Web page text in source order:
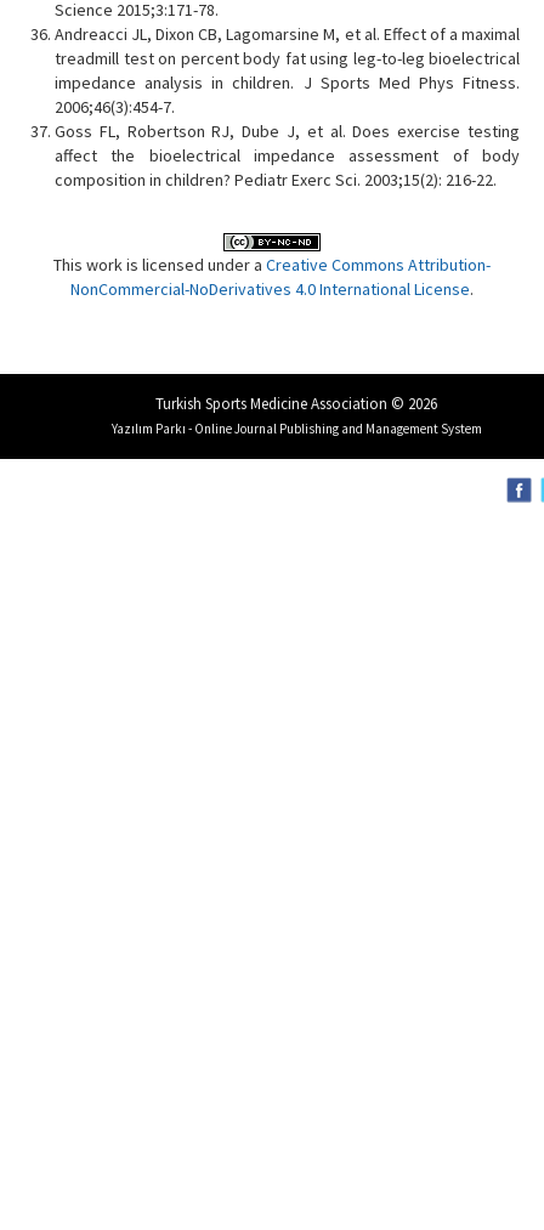
Science 2015;3:171-78.
Andreacci JL, Dixon CB, Lagomarsine M, et al. Effect of a maximal
treadmill test on percent body fat using leg-to-leg bioelectrical
impedance analysis in children. J Sports Med Phys Fitness.
2006;46(3):454-7.
Goss FL, Robertson RJ, Dube J, et al. Does exercise testing
affect the bioelectrical impedance assessment of body
composition in children? Pediatr Exerc Sci. 2003;15(2): 216-22.
This work is licensed under a Creative Commons Attribution-
NonCommercial-NoDerivatives 4.0 International License.
Turkish Sports Medicine Association © 2026
Yazılım Parkı - Online Journal Publishing and Management System